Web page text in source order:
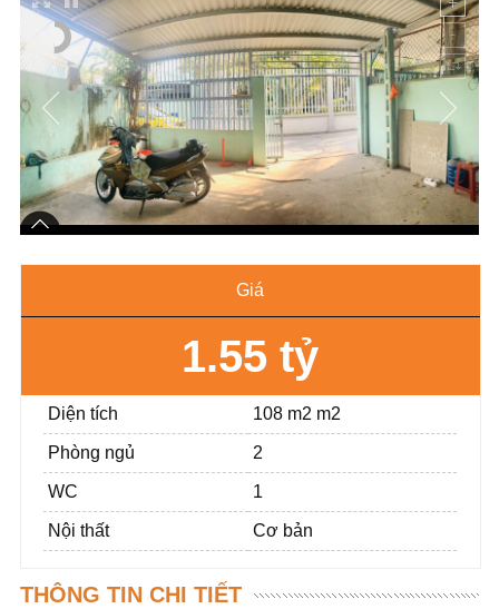
Giá
1.55 tỷ
Diện tích 108 m2 m2
Phòng ngủ 2
WC 1
Nội thất Cơ bản
THÔNG TIN CHI TIẾT